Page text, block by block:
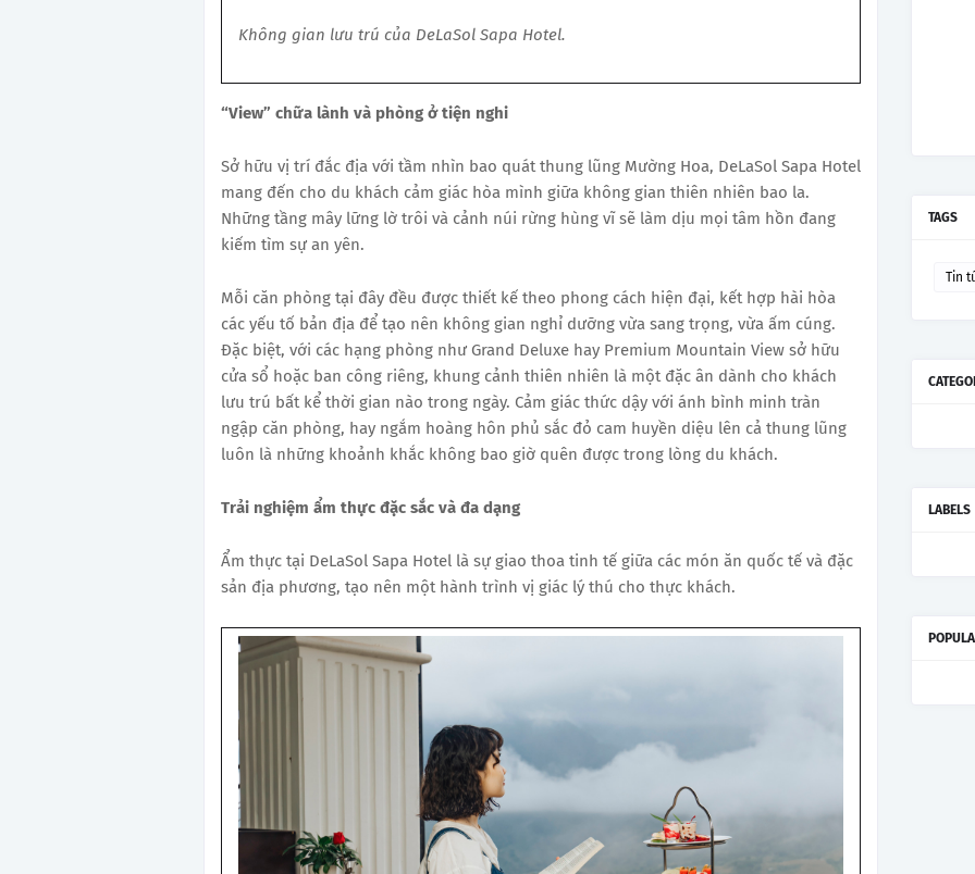
Không gian lưu trú của DeLaSol Sapa Hotel.
“View” chữa lành và phòng ở tiện nghi
Sở hữu vị trí đắc địa với tầm nhìn bao quát thung lũng Mường Hoa, DeLaSol Sapa Hotel
mang đến cho du khách cảm giác hòa mình giữa không gian thiên nhiên bao la.
Những tầng mây lững lờ trôi và cảnh núi rừng hùng vĩ sẽ làm dịu mọi tâm hồn đang
kiếm tìm sự an yên.
Mỗi căn phòng tại đây đều được thiết kế theo phong cách hiện đại, kết hợp hài hòa
các yếu tố bản địa để tạo nên không gian nghỉ dưỡng vừa sang trọng, vừa ấm cúng.
Đặc biệt, với các hạng phòng như Grand Deluxe hay Premium Mountain View sở hữu
cửa sổ hoặc ban công riêng, khung cảnh thiên nhiên là một đặc ân dành cho khách
lưu trú bất kể thời gian nào trong ngày. Cảm giác thức dậy với ánh bình minh tràn
ngập căn phòng, hay ngắm hoàng hôn phủ sắc đỏ cam huyền diệu lên cả thung lũng
luôn là những khoảnh khắc không bao giờ quên được trong lòng du khách.
Trải nghiệm ẩm thực đặc sắc và đa dạng
Ẩm thực tại DeLaSol Sapa Hotel là sự giao thoa tinh tế giữa các món ăn quốc tế và đặc
sản địa phương, tạo nên một hành trình vị giác lý thú cho thực khách.
TAGS
Tin
LABELS